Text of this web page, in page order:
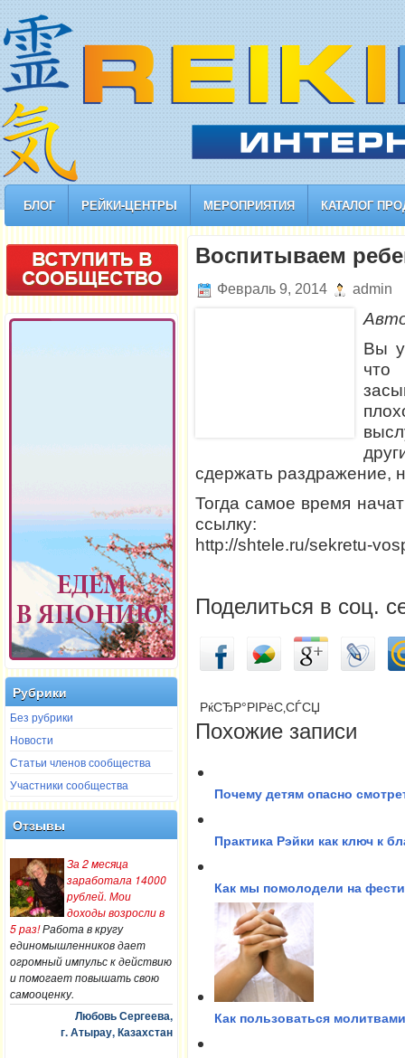
БЛОГ РЕЙКИ-ЦЕНТРЫ МЕРОПРИЯТИЯ КАТАЛОГ
Рубрики
Без рубрики
Новости
Статьи членов сообщества
Участники сообщества
Отзывы
За 2 месяца
заработала 14000
рублей. Мои
доходы возросли в
5 раз!Работа в кругу
единомышленников дает
огромный импульс к действию
и помогает повышать свою
самооценку.
Любовь Сергеева,
г. Атырау, Казахстан
Воспитываем
Февраль 9, 2014 admin
Вы
сдержать раздражение,
Тогда самое время
ссылку:
http://shtele.ru/sekretu-
Поделиться в соц.
РќСЂР°РІРёС‚СЃСЏ
Похожие записи
Почему детям опасно
Практика Рэйки как ключ к
Как мы помолодели на
Как пользоваться молитвами